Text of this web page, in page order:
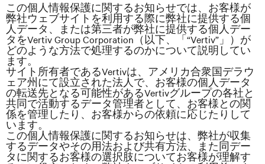
この個人情報保護に関するお知らせでは、お客様が
弊社ウェブサイトを利用する際に弊社に提供する個
人データ、または第三者が弊社に提供する個人デー
タをVertiv Group Corporation（以下、「“Vertiv”」）が
どのような方法で処理するのかについて説明してい
ます。
サイト所有者であるVertivは、アメリカ合衆国デラウ
ェア州にて設立された法人で、お客様の個人データ
の転送先となる可能性があるVertivグループの各社と
共同で活動するデータ管理者として、お客様との関
係を管理したり、お客様からの依頼に応じたりして
います。
この個人情報保護に関するお知らせは、弊社が収集
するデータやその用法および共有方法、また同デー
タに関するお客様の選択肢についてお客様が理解す